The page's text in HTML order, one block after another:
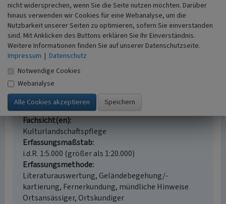
Internet
sinneswald.net: Zur Geschichte des Steinbruchs
(abgerufen am 18.12.2018)
Steinbruch bei Wietsche im Murbachtal
Schlagwörter
Steinbruch
Ort
42799 Leichlingen - Wietsche
Fachsicht(en)
Kulturlandschaftspflege
Erfassungsmaßstab
i.d.R. 1:5.000 (größer als 1:20.000)
Erfassungsmethode
Literaturauswertung, Geländebegehung/-
kartierung, Fernerkundung, mündliche Hinweise
Ortsansässiger, Ortskundiger
nicht widersprechen, wenn Sie die Seite nutzen möchten. Darüber
hinaus verwenden wir Cookies für eine Webanalyse, um die
Nutzbarkeit unserer Seiten zu optimieren, sofern Sie einverstanden
sind. Mit Anklicken des Buttons erklären Sie Ihr Einverständnis.
Weitere Informationen finden Sie auf unserer Datenschutzseite.
Impressum | Datenschutz
Notwendige Cookies
Webanalyse